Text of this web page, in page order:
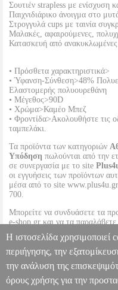
Σουτιέν strapless με ενίσχυση
Παιχνιδιάρικο άνοιγμα στο
Στρογγυλά cups με ταινία
Μαλακές, αφαιρούμενες,
Κατασκευή από ανακυκλωμένες
• Πρόσθετα χαρακτηριστικά>
• Ύφανση-Σύνθεση>48%
Ελαστομερής πολυουρεθάνη
• Μέγεθος>90D
• Χρώμα>Καμέο Μπεζ
• Φροντίδα>Ακολουθήστε τις
ταμπελάκι.
Τα προϊόντα των κατηγοριών
Υπόδηση πωλούνται από την
σε συνεργασία με το site
οι εγγυήσεις των προϊόντων
μέσα από το site
700.
Μπορείτε να συνδυάσετε τα
e-shop.gr και να τα
αποστολής. Μπορείτε επίσης
point με μηδενικά έξοδα
ΣΟΥΤΙΕΝ TRIUMPH
PL3.122273145
Η ιστοσελίδα χρησιμοποιεί
περιήγησης, την
την ανάλυση της
όρους χρήσης για την